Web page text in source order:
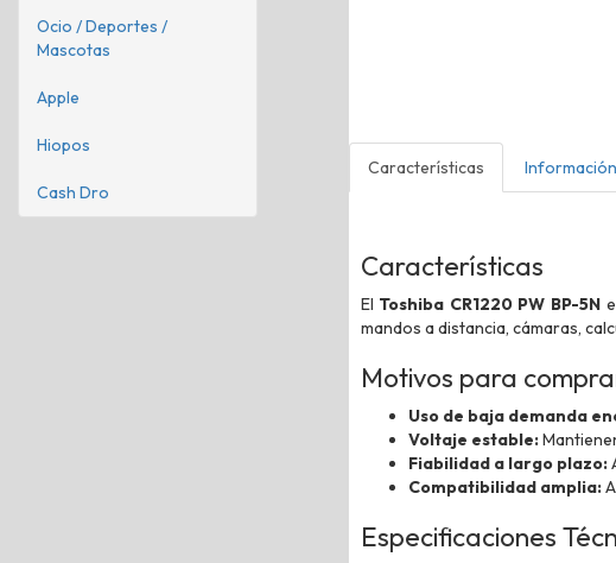
Ocio / Deportes /
Mascotas
Apple
Hiopos
Cash Dro
Características Información
Características
El Toshiba CR1220 PW BP-5N
mandos a distancia, cámaras,
Motivos para
Uso de baja demanda
Voltaje estable:
Fiabilidad a largo plazo:
Compatibilidad amplia:
Especificaciones